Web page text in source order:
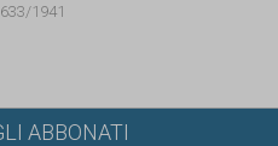
1941
ABBONATI